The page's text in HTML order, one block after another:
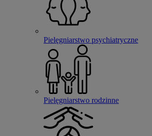
Pielęgniarstwo psychiatryczne
Pielęgniarstwo rodzinne